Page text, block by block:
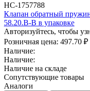
НС-1757788
Клапан обратный
58.20.В-В в упаковке
Авторизуйтесь, чтобы
Розничная цена: 497.70 ₽
Наличие:
Наличие:
Наличие на складе
Сопутствующие товары
Аналоги